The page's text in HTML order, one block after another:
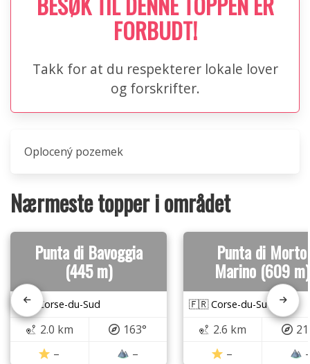
FORBUDT!
Takk for at du respekterer lokale lover
og forskrifter.
Oplocený pozemek
Nærmeste topper i området
Punta di Bavoggia
(445 m)
🇫🇷 Corse-du-Sud
2.0 km
163°
–
–
Punta di Morto
Marino (609 m)
🇫🇷 Corse-du-Sud
2.6 km
–